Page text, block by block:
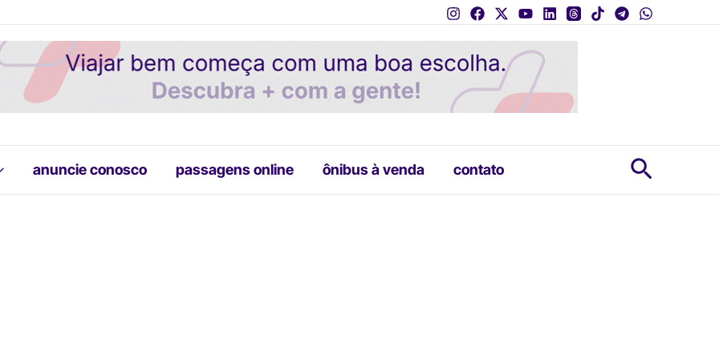
anuncie conosco passagens online ônibus à venda contato